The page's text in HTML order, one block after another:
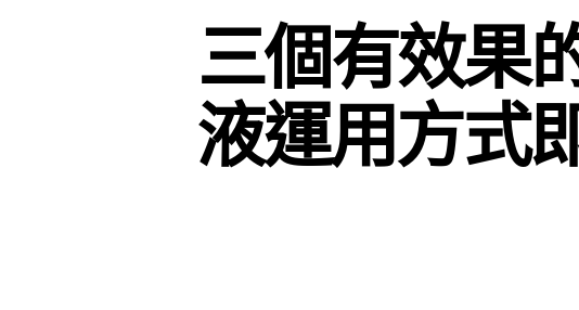
三個有效果
液運用方式